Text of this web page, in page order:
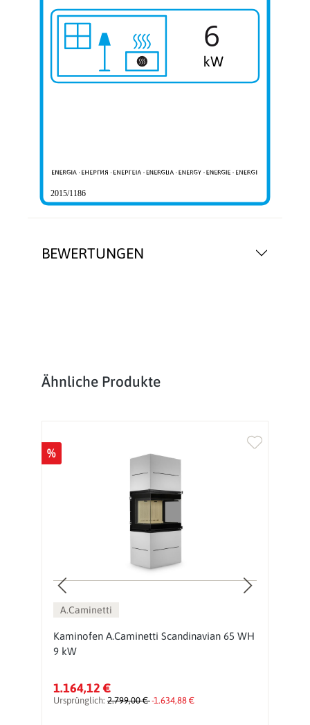
BEWERTUNGEN
2015/1186
6
Produktgalerie überspringen
Ähnliche Produkte
%
A.Caminetti
Kaminofen A.Caminetti Scandinavian 65 WH
9 kW
1.164,12 €
Ursprünglich: 2.799,00 €-1.634,88 €